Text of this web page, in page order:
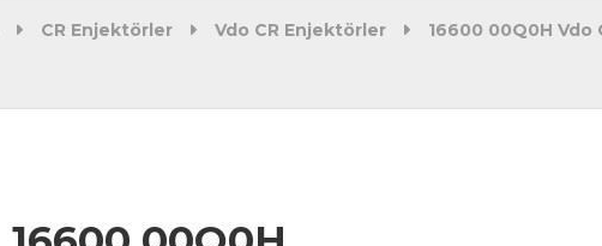
CR Enjektörler Vdo CR Enjektörler 16600 00Q0H Vdo